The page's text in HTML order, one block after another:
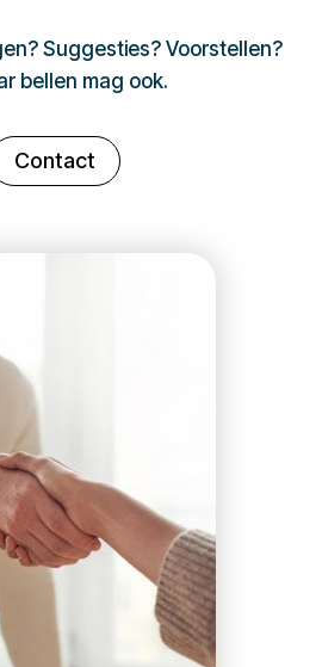
Suggesties? Voorstellen?
bellen mag ook.
Contact